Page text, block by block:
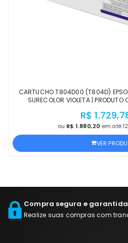
CARTUCHO T804D00 (T804D)
SURECOLOR VIOLETA | PRODUTO
R$
ou R$ 1.880,20 em até
VER
Compra segura e garantida
Realize suas compras com